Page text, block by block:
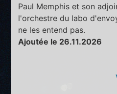
Paul Memphis et son
l'orchestre du labo
ne les entend pas.
Ajoutée le 26.11.2026